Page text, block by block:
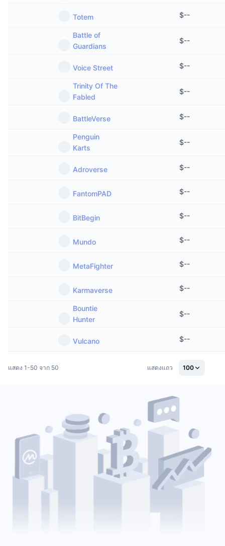
Totem $--
Battle of
Guardians
$--
Voice Street $--
Trinity Of The
Fabled
$--
BattleVerse $--
Penguin
Karts
$--
Adroverse $--
FantomPAD $--
BitBegin $--
Mundo $--
MetaFighter $--
Karmaverse $--
Bountie
Hunter
$--
Vulcano $--
แสดง 1-50 จาก 50 แสดงแถว 100